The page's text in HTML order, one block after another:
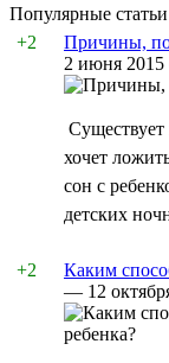
Популярные статьи
+2
Причины,
2 июня 2015
Существует
хочет
сон с
детских
+2
Каким
— 12